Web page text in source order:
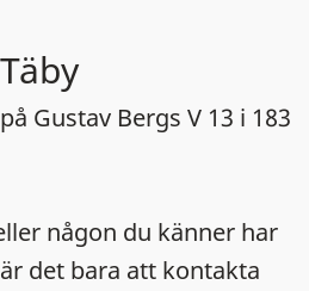
Gustav Bergs V 13 i 183
någon du känner har
det bara att kontakta